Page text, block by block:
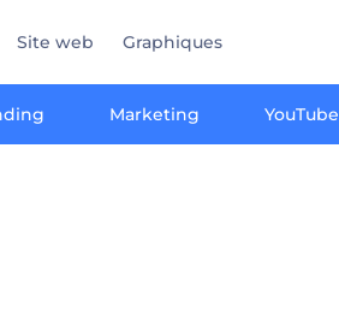
Site web Graphiques
Marketing YouTube